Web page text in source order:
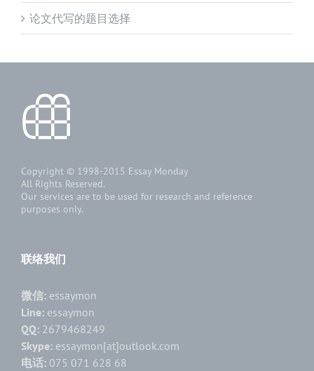
论文代写的题目选择
Copyright © 1998-2015 Essay Monday
All Rights Reserved.
Our services are to be used for research and reference
purposes only.
联络我们
微信: essaymon
Line: essaymon
QQ: 2679468249
Skype: essaymon[at]outlook.com
电话: 075 071 628 68